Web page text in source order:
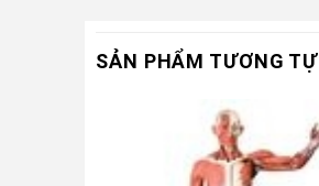
SẢN PHẨM TƯƠNG TỰ